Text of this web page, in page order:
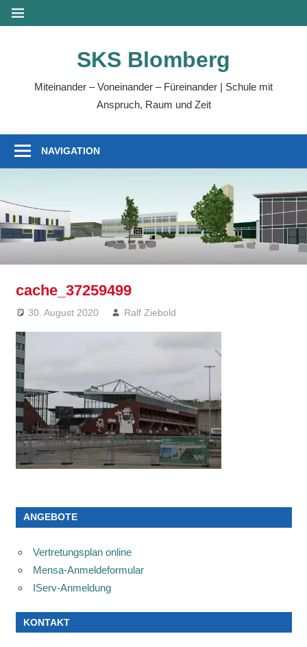
Zum
Inhalt
MENÜ
SKS Blomberg
Miteinander – Voneinander – Füreinander | Schule mit
Anspruch, Raum und Zeit
NAVIGATION
cache_37259499
30. August 2020 Ralf Ziebold
ANGEBOTE
Vertretungsplan online
Mensa-Anmeldeformular
IServ-Anmeldung
KONTAKT